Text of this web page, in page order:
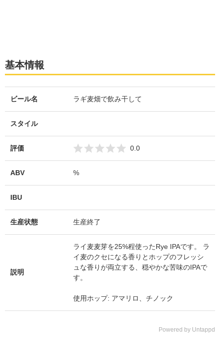
基本情報
ビール名 ラギ麦畑で飲み干して
スタイル
評価 0.0
ABV %
IBU
生産状態 生産終了
説明
ライ麦麦芽を25%程使ったRye IPAです。 ラ
イ麦のクセになる香りとホップのフレッシ
ュな香りが両立する、穏やかな苦味のIPAで
す。
使用ホップ: アマリロ、チノック
Powered by Untappd